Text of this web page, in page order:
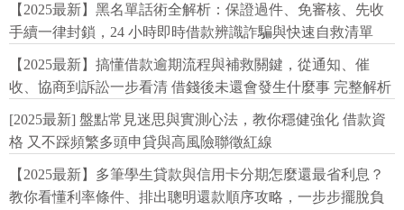
【2025最新】黑名單話術全解析：保證過件、免審核、先收
手續一律封鎖，24 小時即時借款辨識詐騙與快速自救清單
【2025最新】搞懂借款逾期流程與補救關鍵，從通知、催
收、協商到訴訟一步看清 借錢後未還會發生什麼事 完整解析
[2025最新] 盤點常見迷思與實測心法，教你穩健強化 借款資
格 又不踩頻繁多頭申貸與高風險聯徵紅線
【2025最新】多筆學生貸款與信用卡分期怎麼還最省利息？
教你看懂利率條件、排出聰明還款順序攻略，一步步擺脫負